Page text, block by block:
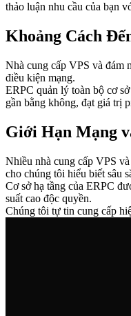
thảo luận nhu cầu của bạn
Khoảng Cách
Nhà cung cấp VPS và đám
điều kiện mạng.
ERPC quản lý toàn bộ cơ
gần bằng không, đạt giá trị
Giới Hạn Mạng
Nhiều nhà cung cấp VPS
cho chúng tôi hiểu biết sâu
Cơ sở hạ tầng của ERPC
suất cao độc quyền.
Chúng tôi tự tin cung cấp